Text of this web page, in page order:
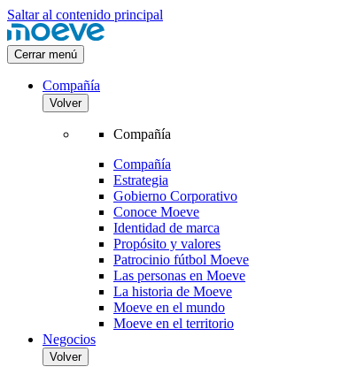
Saltar al contenido principal
Cerrar menú
Compañía
Volver
Compañía
Compañía
Estrategia
Gobierno Corporativo
Conoce Moeve
Identidad de marca
Propósito y valores
Patrocinio fútbol Moeve
Las personas en Moeve
La historia de Moeve
Moeve en el mundo
Moeve en el territorio
Negocios
Volver